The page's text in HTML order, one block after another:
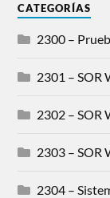
CATEGORÍAS
2300 –
2301 – SOR
2302 – SOR
2303 – SOR
2304 –